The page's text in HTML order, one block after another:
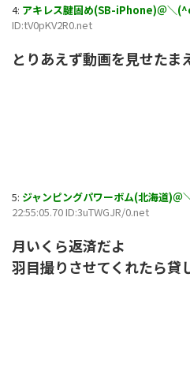
4: アキレス腱固め(SB-iPhone)＠＼
ID:tV0pKV2R0.net
とりあえず動画を見せたま
5: ジャンピングパワーボム(北海道)
22:55:05.70 ID:3uTWGJR/0.net
月いくら返済だよ
羽目撮りさせてくれたら貸